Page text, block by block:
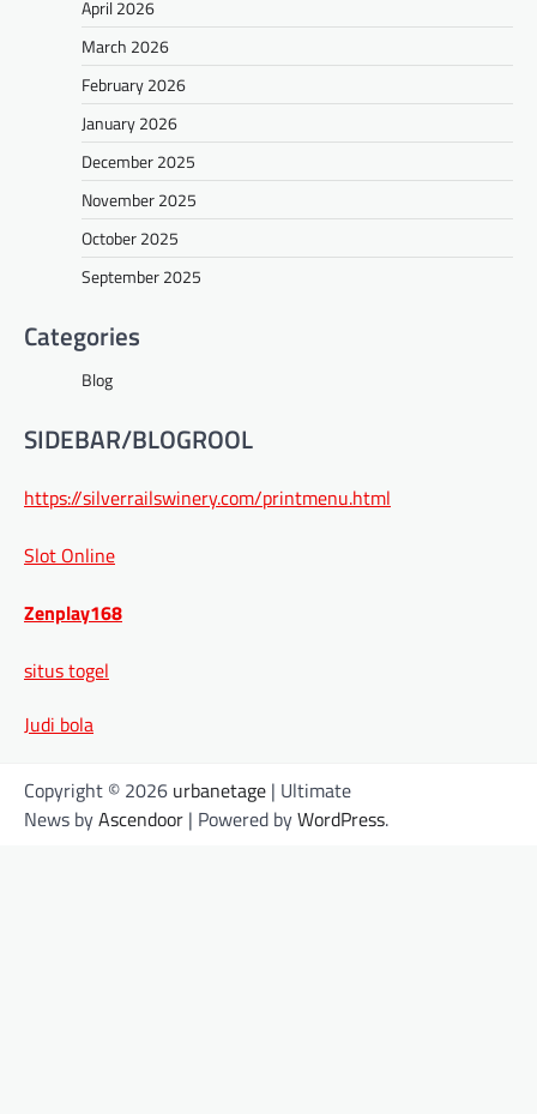
April 2026
March 2026
February 2026
January 2026
December 2025
November 2025
October 2025
September 2025
Categories
Blog
SIDEBAR/BLOGROOL
https://silverrailswinery.com/printmenu.html
Slot Online
Zenplay168
situs togel
Judi bola
Copyright © 2026 urbanetage | Ultimate
News byAscendoor | Powered byWordPress.